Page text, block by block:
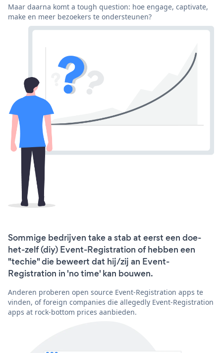
Maar daarna komt a tough question: hoe engage, captivate,
make en meer bezoekers te ondersteunen?
Sommige bedrijven take a stab at eerst een doe-
het-zelf (diy) Event-Registration of hebben een
"techie" die beweert dat hij/zij an Event-
Registration in 'no time' kan bouwen.
Anderen proberen open source Event-Registration apps te
vinden, of foreign companies die allegedly Event-Registration
apps at rock-bottom prices aanbieden.